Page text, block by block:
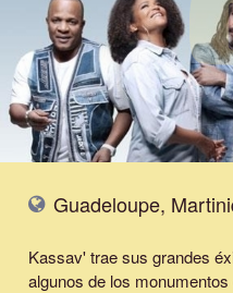
Guadeloupe,
Kassav' trae sus grandes
algunos de los monumentos